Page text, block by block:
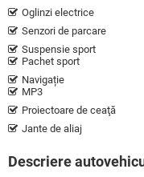
Oglinzi electrice
Senzori de parcare
Suspensie sport
Pachet sport
Navigație
MP3
Proiectoare de ceaţă
Jante de aliaj
Descriere